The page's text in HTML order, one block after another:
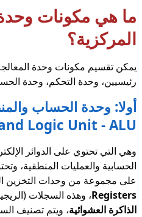
ما هي مكونات
المركزية؟
يمكن تقسيم مكونات وحدة
رئيسيين، وحدة التحكم، وحدة
Logic Unit - ALU
وهي التي تحتوي على الدوائر
الحسابية والعمليات المنطقية،
على مجموعة من وحدات التخزين
Registers، وهذه السجلات
الذاكرة العشوائية، ويتم تصنيف